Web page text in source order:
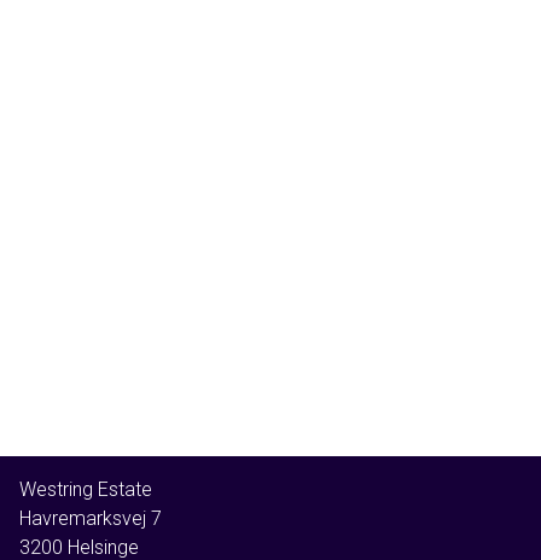
Westring Estate
Havremarksvej 7
3200 Helsinge